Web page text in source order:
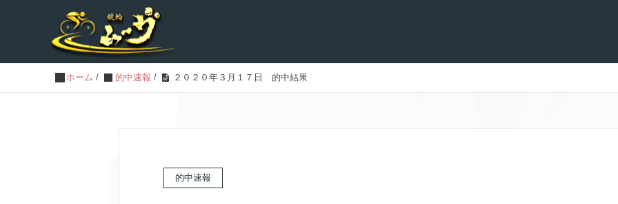
ホーム / 的中速報 / ２０２０年３月１７日 的中結果
的中速報